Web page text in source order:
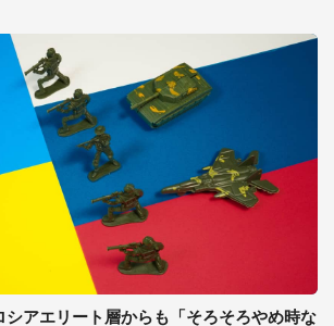
シアエリート層からも「そろそろやめ時な